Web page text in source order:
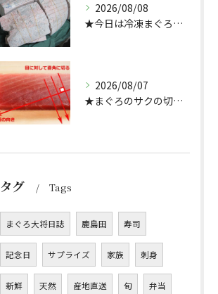
2026/08/08
★今日は冷凍まぐろのサクの解凍方法★（どんぶり屋まぐろ大将）
2026/08/07
★まぐろのサクの切り方★
タグ Tags
まぐろ大将日誌 鹿島田 寿司
記念日 サプライズ 家族 刺身
新鮮 天然 産地直送 旬 弁当